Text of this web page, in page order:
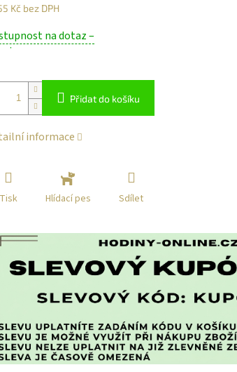
Kč bez DPH
na dotaz –
Přidat do košíku
informace
Tisk Hlídací pes Sdílet